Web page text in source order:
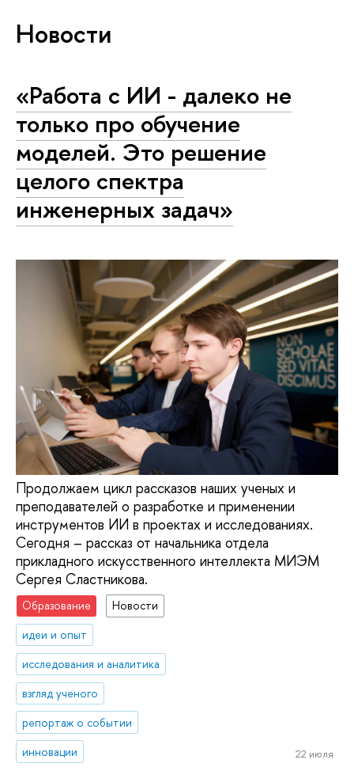
Новости
«Работа с ИИ - далеко не
только про обучение
моделей. Это решение
целого спектра
инженерных задач»
Продолжаем цикл рассказов наших ученых и
преподавателей о разработке и применении
инструментов ИИ в проектах и исследованиях.
Сегодня – рассказ от начальника отдела
прикладного искусственного интеллекта МИЭМ
Сергея Сластникова.
Образование
Новости
идеи и опыт
исследования и аналитика
взгляд ученого
репортаж о событии
инновации
22 июля